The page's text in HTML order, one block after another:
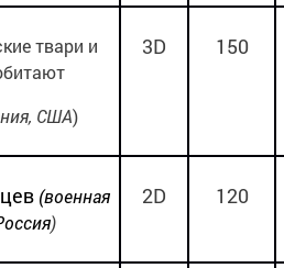
твари и
США)
3D 150
(военная
)
2D 120